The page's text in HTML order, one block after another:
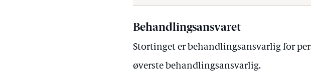
Behandlingsansvaret
Stortinget er behandlingsansvarlig for
øverste behandlingsansvarlig.